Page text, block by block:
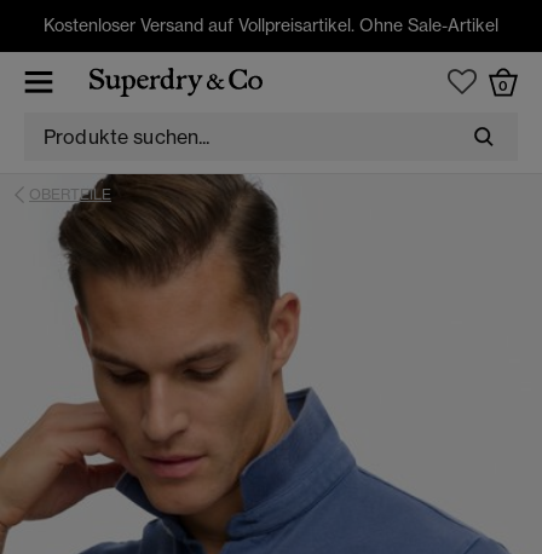
Kostenloser Versand auf Vollpreisartikel. Ohne Sale-Artikel
0
OBERTEILE